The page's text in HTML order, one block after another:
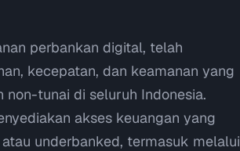
perbankan digital, telah
kecepatan, dan keamanan yang
tunai di seluruh Indonesia.
akses keuangan yang
atau underbanked, termasuk melalui